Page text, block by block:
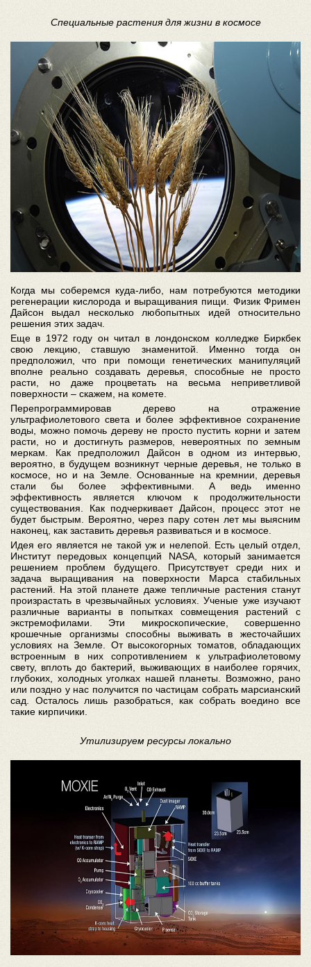
Специальные растения для жизни в космосе
Когда мы соберемся куда-либо, нам потребуются методики
регенерации кислорода и выращивания пищи. Физик Фримен
Дайсон выдал несколько любопытных идей относительно
решения этих задач.
Еще в 1972 году он читал в лондонском колледже Биркбек
свою лекцию, ставшую знаменитой. Именно тогда он
предположил, что при помощи генетических манипуляций
вполне реально создавать деревья, способные не просто
расти, но даже процветать на весьма неприветливой
поверхности – скажем, на комете.
Перепрограммировав дерево на отражение
ультрафиолетового света и более эффективное сохранение
воды, можно помочь дереву не просто пустить корни и затем
расти, но и достигнуть размеров, невероятных по земным
меркам. Как предположил Дайсон в одном из интервью,
вероятно, в будущем возникнут черные деревья, не только в
космосе, но и на Земле. Основанные на кремнии, деревья
стали бы более эффективными. А ведь именно
эффективность является ключом к продолжительности
существования. Как подчеркивает Дайсон, процесс этот не
будет быстрым. Вероятно, через пару сотен лет мы выясним
наконец, как заставить деревья развиваться и в космосе.
Идея его является не такой уж и нелепой. Есть целый отдел,
Институт передовых концепций NASA, который занимается
решением проблем будущего. Присутствует среди них и
задача выращивания на поверхности Марса стабильных
растений. На этой планете даже тепличные растения станут
произрастать в чрезвычайных условиях. Ученые уже изучают
различные варианты в попытках совмещения растений с
экстремофилами. Эти микроскопические, совершенно
крошечные организмы способны выживать в жесточайших
условиях на Земле. От высокогорных томатов, обладающих
встроенным в них сопротивлением к ультрафиолетовому
свету, вплоть до бактерий, выживающих в наиболее горячих,
глубоких, холодных уголках нашей планеты. Возможно, рано
или поздно у нас получится по частицам собрать марсианский
сад. Осталось лишь разобраться, как собрать воедино все
такие кирпичики.
Утилизируем ресурсы локально